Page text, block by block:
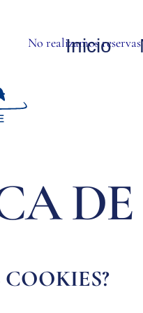
No realizamos
Inicio
COOKIES?